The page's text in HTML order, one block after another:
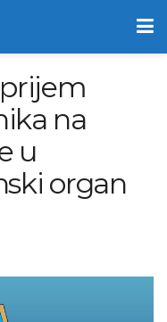
na
u
organ